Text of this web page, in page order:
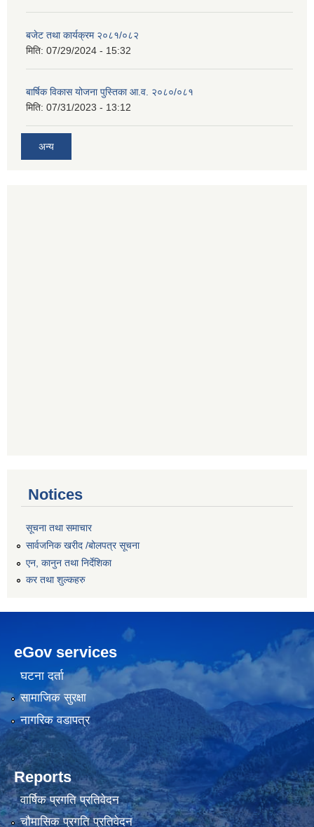
बजेट तथा कार्यक्रम २०८१/०८२
मिति: 07/29/2024 - 15:32
बार्षिक विकास योजना पुस्तिका आ.व. २०८०/०८१
मिति: 07/31/2023 - 13:12
अन्य
Notices
सूचना तथा समाचार
सार्वजनिक खरीद /बोलपत्र सूचना
एन, कानुन तथा निर्देशिका
कर तथा शुल्कहरु
eGov services
घटना दर्ता
सामाजिक सुरक्षा
नागरिक वडापत्र
Reports
वार्षिक प्रगति प्रतिवेदन
चौमासिक प्रगति प्रतिवेदन